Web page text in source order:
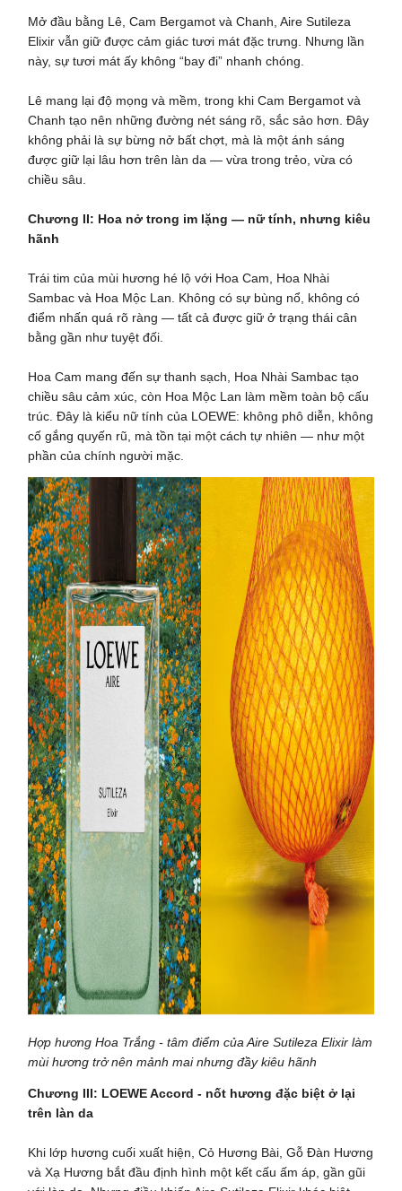
Mở đầu bằng Lê, Cam Bergamot và Chanh, Aire Sutileza
Elixir vẫn giữ được cảm giác tươi mát đặc trưng. Nhưng lần
này, sự tươi mát ấy không “bay đi” nhanh chóng.
Lê mang lại độ mọng và mềm, trong khi Cam Bergamot và
Chanh tạo nên những đường nét sáng rõ, sắc sảo hơn. Đây
không phải là sự bừng nở bất chợt, mà là một ánh sáng
được giữ lại lâu hơn trên làn da — vừa trong trẻo, vừa có
chiều sâu.
Chương II: Hoa nở trong im lặng — nữ tính, nhưng kiêu
hãnh
Trái tim của mùi hương hé lộ với Hoa Cam, Hoa Nhài
Sambac và Hoa Mộc Lan. Không có sự bùng nổ, không có
điểm nhấn quá rõ ràng — tất cả được giữ ở trạng thái cân
bằng gần như tuyệt đối.
Hoa Cam mang đến sự thanh sạch, Hoa Nhài Sambac tạo
chiều sâu cảm xúc, còn Hoa Mộc Lan làm mềm toàn bộ cấu
trúc. Đây là kiểu nữ tính của LOEWE: không phô diễn, không
cố gắng quyến rũ, mà tồn tại một cách tự nhiên — như một
phần của chính người mặc.
Hợp hương Hoa Trắng - tâm điểm của Aire Sutileza Elixir làm
mùi hương trở nên mảnh mai nhưng đầy kiêu hãnh
Chương III: LOEWE Accord - nốt hương đặc biệt ở lại
trên làn da
Khi lớp hương cuối xuất hiện, Cỏ Hương Bài, Gỗ Đàn Hương
và Xạ Hương bắt đầu định hình một kết cấu ấm áp, gần gũi